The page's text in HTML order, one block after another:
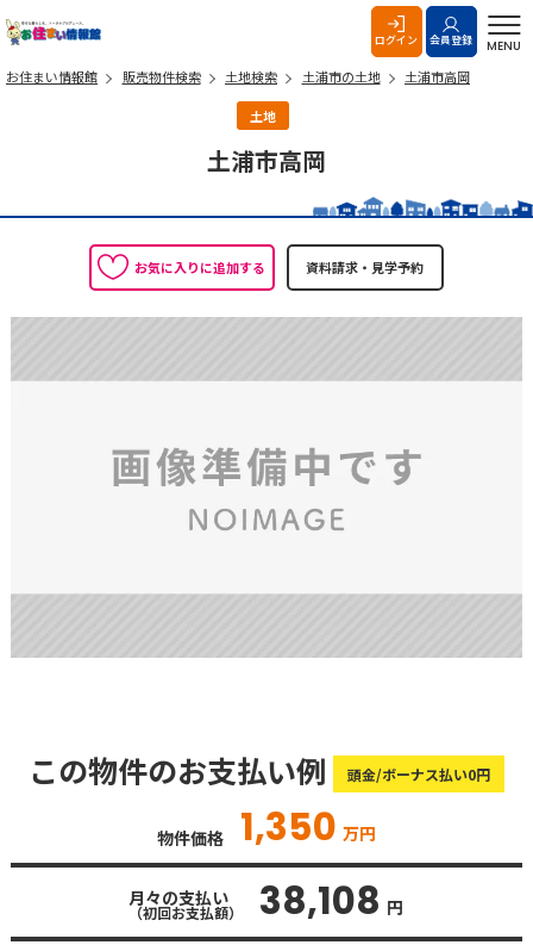
ログイン 会員登録 MENU
お住まい情報館 販売物件検索 土地検索 土浦市の土地 土浦市高岡
土地
土浦市高岡
お気に入りに追加する
この物件のお支払い例 頭金/ボーナス払い0円
物件価格 1,350 万円
月々の支払い
（初回お支払額） 38,108 円